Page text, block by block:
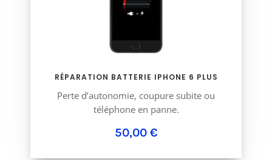
RÉPARATION BATTERIE IPHONE 6 PLUS
Perte d’autonomie, coupure subite ou
téléphone en panne.
50,00 €